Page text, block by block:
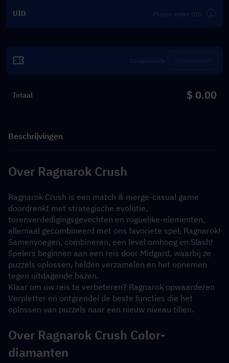
UID
Totaal $ 0.00
Beschrijvingen
Over Ragnarok Crush
Ragnarok Crush is een match & merge-casual game
doordrenkt met strategische evolutie,
torenverdedigingsgevechten en roguelike-elementen,
allemaal gecombineerd met ons favoriete spel, Ragnarok!
Samenvoegen, combineren, een level omhoog en Slash!
Spelers beginnen aan een reis door Midgard, waarbij ze
puzzels oplossen, helden verzamelen en het opnemen
tegen uitdagende bazen.
Klaar om uw reis te verbeteren? Ragnarok opwaarderen
Verpletter en ontgrendel de beste functies die het
oplossen van puzzels naar een nieuw niveau tillen.
Over Ragnarok Crush Color-
diamanten